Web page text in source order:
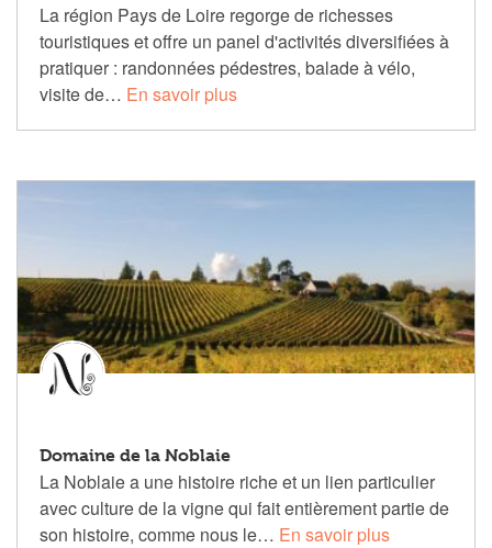
La région Pays de Loire regorge de richesses
touristiques et offre un panel d'activités diversifiées à
pratiquer : randonnées pédestres, balade à vélo,
visite de… En savoir plus
Domaine de la Noblaie
La Noblaie a une histoire riche et un lien particulier
avec culture de la vigne qui fait entièrement partie de
son histoire, comme nous le… En savoir plus